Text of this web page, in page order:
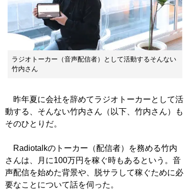
ラジオトーカー（音声配信者）として活動するそんない
竹内さん
昨年夏に会社を辞めてラジオトーカーとして活
動する、そんない竹内さん（以下、竹内さん）も
そのひとりだ。
Radiotalkのトーカー（配信者）を務める竹内
さんは、月に100万円を稼ぐ時もあるという。音
声配信を始めた背景や、脱サラして稼ぐために必
要なことについて話を伺った。